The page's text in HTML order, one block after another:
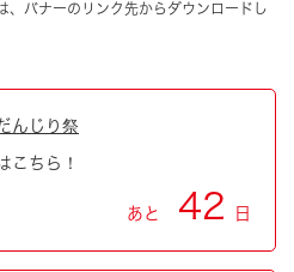
バナーのリンク先からダウンロードし
んじり祭
こちら！
あと 42 日